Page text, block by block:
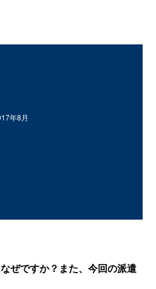
年8月
ぜですか？また、今回の派遣